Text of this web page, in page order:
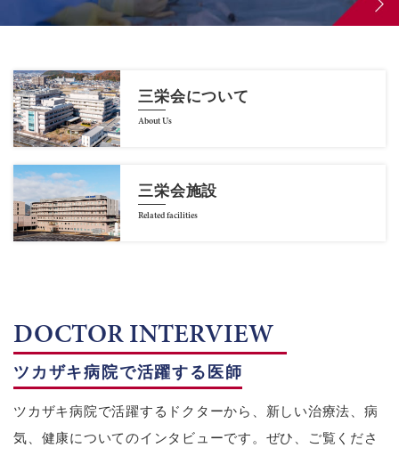
三栄会について
About Us
三栄会施設
Related facilities
DOCTOR INTERVIEW
ツカザキ病院で活躍する医師
ツカザキ病院で活躍するドクターから、新しい治療法、病
気、健康についてのインタビューです。ぜひ、ご覧くださ